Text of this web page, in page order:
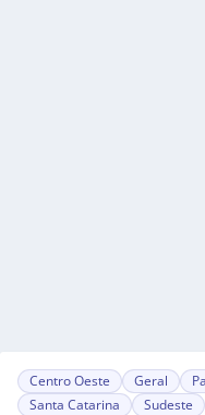
Centro Oeste Geral
Santa Catarina
Sudeste